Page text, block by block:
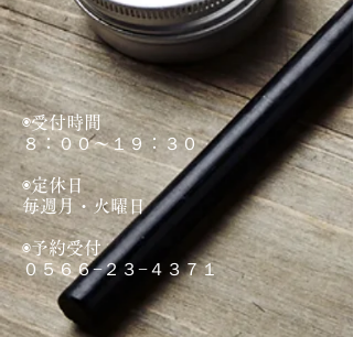
◉受付時間
８：００〜１９：３０
◉定休日
毎週月・火曜日
◉予約受付
０５６６−２３−４３７１